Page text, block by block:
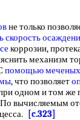
не только
скорость
коррозии,
механизм
помощью меченых
, что позволяет
одном и том же
вычисляемым
[c.323]